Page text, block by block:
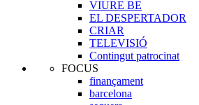
VIURE BE
EL DESPERTADOR
CRIAR
TELEVISIÓ
Contingut patrocinat
FOCUS
finançament
barcelona